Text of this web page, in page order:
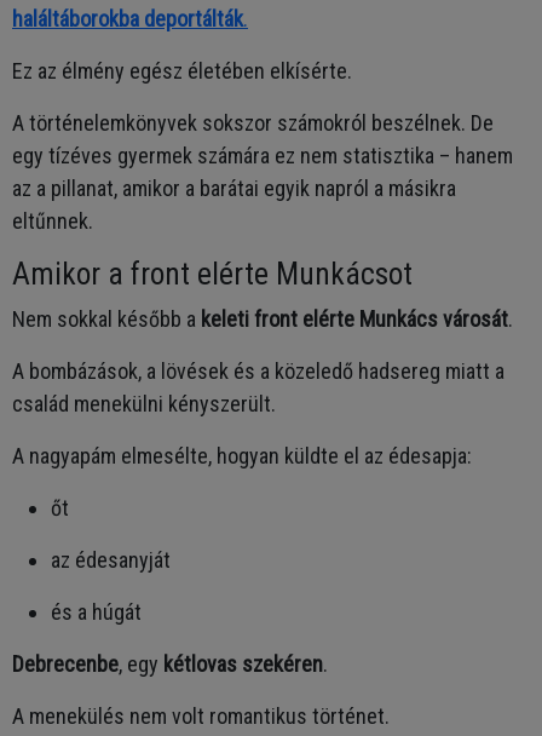
haláltáborokba deportálták.
Ez az élmény egész életében elkísérte.
A történelemkönyvek sokszor számokról beszélnek. De
egy tízéves gyermek számára ez nem statisztika – hanem
az a pillanat, amikor a barátai egyik napról a másikra
eltűnnek.
Amikor a front elérte Munkácsot
Nem sokkal később a keleti front elérte Munkács városát.
A bombázások, a lövések és a közeledő hadsereg miatt a
család menekülni kényszerült.
A nagyapám elmesélte, hogyan küldte el az édesapja:
őt
az édesanyját
és a húgát
Debrecenbe, egy kétlovas szekéren.
A menekülés nem volt romantikus történet.